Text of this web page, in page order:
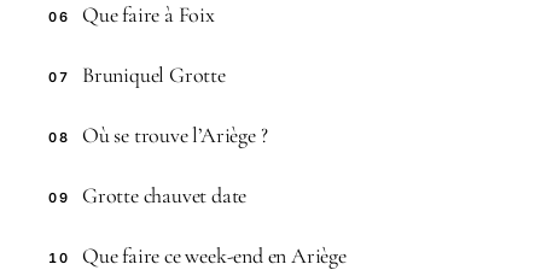
06 Que faire à Foix
07 Bruniquel Grotte
08 Où se trouve l’Ariège ?
09 Grotte chauvet date
10 Que faire ce week-end en Ariège